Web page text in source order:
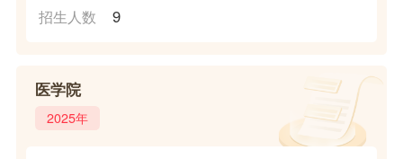
招生人数 9
医学院
2025年